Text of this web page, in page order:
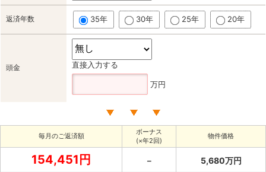
返済年数 35年 30年 25年 20年
頭金 直接入力する
万円
毎月のご返済額
ボーナス
(×年2回)
物件価格
154,451円 － 5,680万円